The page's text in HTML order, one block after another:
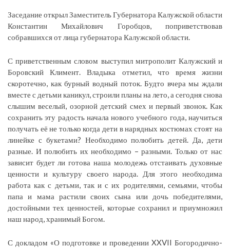
Заседание открыл Заместитель Губернатора Калужской области
Константин Михайлович Горобцов, поприветствовав
собравшихся от лица губернатора Калужской области.
С приветственным словом выступил митрополит Калужский и
Боровский Климент. Владыка отметил, что время жизни
скоротечно, как бурный водный поток. Будто вчера мы ждали
вместе с детьми каникул, строили планы на лето, а сегодня снова
слышим веселый, озорной детский смех и первый звонок. Как
сохранить эту радость начала нового учебного года, научиться
получать её не только когда дети в нарядных костюмах стоят на
линейке с букетами? Необходимо полюбить детей. Да, дети
разные. И полюбить их необходимо – разными. Только от нас
зависит будет ли готова наша молодежь отстаивать духовные
ценности и культуру своего народа. Для этого необходима
работа как с детьми, так и с их родителями, семьями, чтобы
папа и мама растили своих сына или дочь победителями,
достойными тех ценностей, которые сохранил и приумножил
наш народ, хранимый Богом.
С докладом «О подготовке и проведении XXVII Богородично-